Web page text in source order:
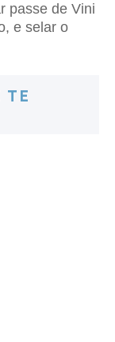
passe de Vini
e selar o
TE